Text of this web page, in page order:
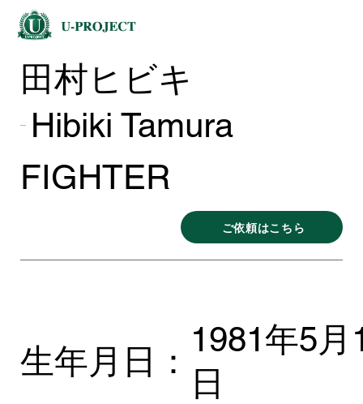
田村ヒビキ
Hibiki Tamura
FIGHTER
ご依頼はこちら
生年月日：
1981年5月
日